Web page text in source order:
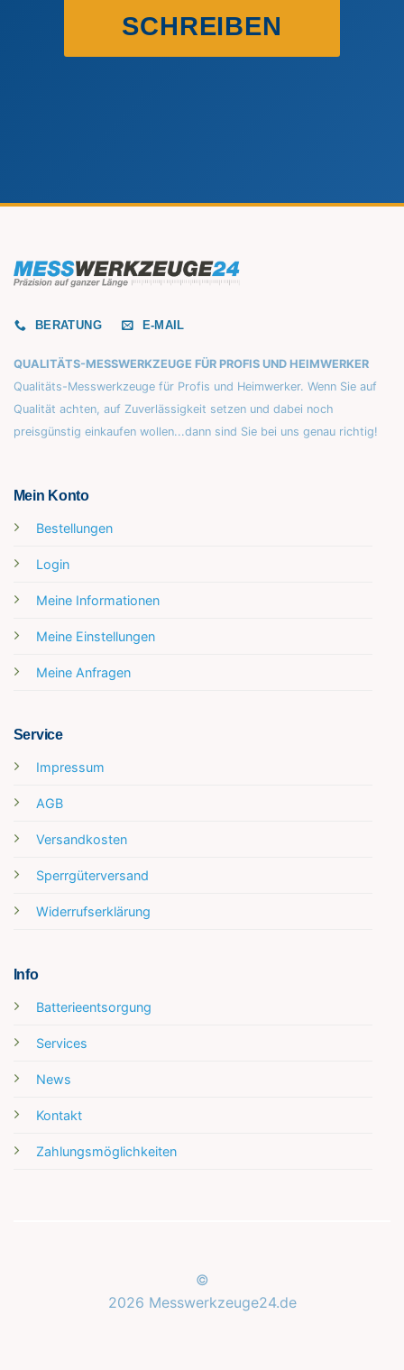
SCHREIBEN
BERATUNG E-MAIL
QUALITÄTS-MESSWERKZEUGE FÜR PROFIS UND HEIMWERKER
Qualitäts-Messwerkzeuge für Profis und Heimwerker. Wenn Sie auf
Qualität achten, auf Zuverlässigkeit setzen und dabei noch
preisgünstig einkaufen wollen...dann sind Sie bei uns genau richtig!
Mein Konto
Bestellungen
Login
Meine Informationen
Meine Einstellungen
Meine Anfragen
Service
Impressum
AGB
Versandkosten
Sperrgüterversand
Widerrufserklärung
Info
Batterieentsorgung
Services
News
Kontakt
Zahlungsmöglichkeiten
©
2026 Messwerkzeuge24.de